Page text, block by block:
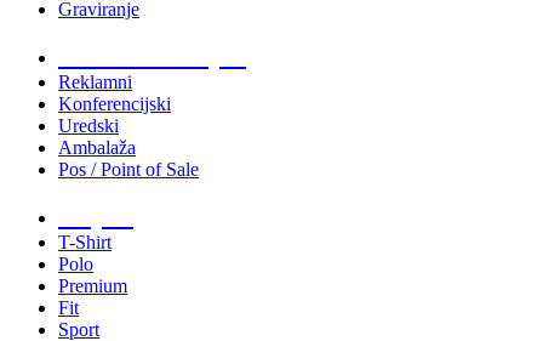
Graviranje
Reklamni
Konferencijski
Uredski
Ambalaža
Pos / Point of Sale
T-Shirt
Polo
Premium
Fit
Sport